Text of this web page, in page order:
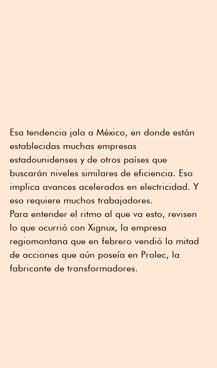
Esa tendencia jala a México, en donde están
establecidas muchas empresas
estadounidenses y de otros países que
buscarán niveles similares de eficiencia. Eso
implica avances acelerados en electricidad. Y
eso requiere muchos trabajadores.
Para entender el ritmo al que va esto, revisen
lo que ocurrió con Xignux, la empresa
regiomontana que en febrero vendió la mitad
de acciones que aún poseía en Prolec, la
fabricante de transformadores.